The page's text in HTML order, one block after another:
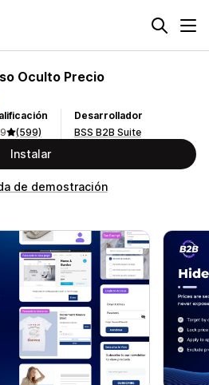
Oculto Precio
(599)
Desarrollador
BSS B2B Suite
Instalar
de demostración